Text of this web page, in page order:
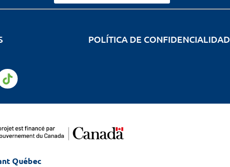
POLÍTICA DE CONFIDENCIALIDAD
Québec